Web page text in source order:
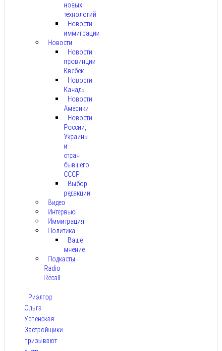
новых
технологий
Новости
иммиграции
Новости
Новости
провинции
Квебек
Новости
Канады
Новости
Америки
Новости
России,
Украины
и
стран
бывшего
СССР
Выбор
редакции
Видео
Интервью
Иммиграция
Политика
Ваше
мнение
Подкасты
Radio
Recall
Риэлтор
Ольга
Успенская:
Застройщики
призывают